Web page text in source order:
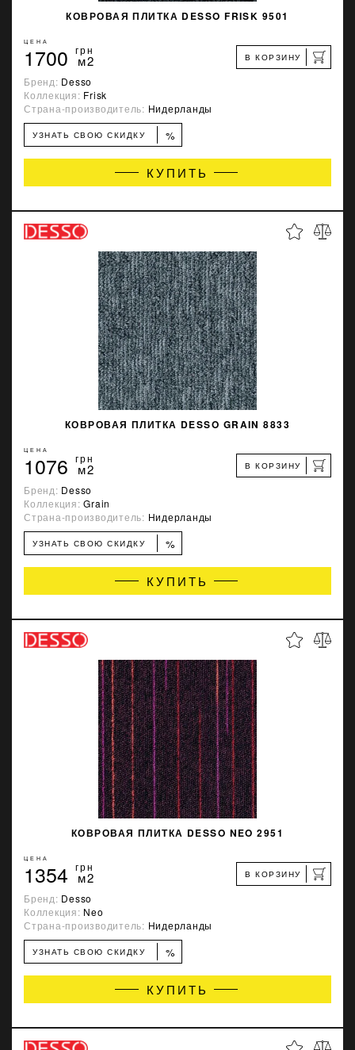
КОВРОВАЯ ПЛИТКА DESSO FRISK 9501
ЦЕНА
1700 грн
м2 В КОРЗИНУ
Бренд: Desso
Коллекция: Frisk
Страна-производитель: Нидерланды
УЗНАТЬ СВОЮ СКИДКУ %
КУПИТЬ
КОВРОВАЯ ПЛИТКА DESSO GRAIN 8833
ЦЕНА
1076 грн
м2 В КОРЗИНУ
Бренд: Desso
Коллекция:Grain
Страна-производитель: Нидерланды
УЗНАТЬ СВОЮ СКИДКУ %
КУПИТЬ
КОВРОВАЯ ПЛИТКА DESSO NEO 2951
ЦЕНА
1354 грн
м2 В КОРЗИНУ
Бренд: Desso
Коллекция: Neo
Страна-производитель: Нидерланды
УЗНАТЬ СВОЮ СКИДКУ %
КУПИТЬ